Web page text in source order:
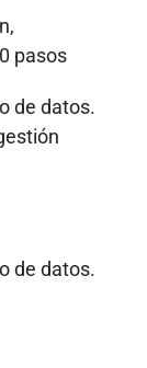
pasos
de datos.
de datos.